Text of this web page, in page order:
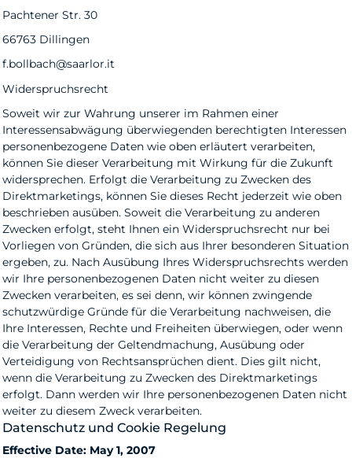
Pachtener Str. 30
66763 Dillingen
f.bollbach@saarlor.it
Widerspruchsrecht
Soweit wir zur Wahrung unserer im Rahmen einer
Interessensabwägung überwiegenden berechtigten Interessen
personenbezogene Daten wie oben erläutert verarbeiten,
können Sie dieser Verarbeitung mit Wirkung für die Zukunft
widersprechen. Erfolgt die Verarbeitung zu Zwecken des
Direktmarketings, können Sie dieses Recht jederzeit wie oben
beschrieben ausüben. Soweit die Verarbeitung zu anderen
Zwecken erfolgt, steht Ihnen ein Widerspruchsrecht nur bei
Vorliegen von Gründen, die sich aus Ihrer besonderen Situation
ergeben, zu. Nach Ausübung Ihres Widerspruchsrechts werden
wir Ihre personenbezogenen Daten nicht weiter zu diesen
Zwecken verarbeiten, es sei denn, wir können zwingende
schutzwürdige Gründe für die Verarbeitung nachweisen, die
Ihre Interessen, Rechte und Freiheiten überwiegen, oder wenn
die Verarbeitung der Geltendmachung, Ausübung oder
Verteidigung von Rechtsansprüchen dient. Dies gilt nicht,
wenn die Verarbeitung zu Zwecken des Direktmarketings
erfolgt. Dann werden wir Ihre personenbezogenen Daten nicht
weiter zu diesem Zweck verarbeiten.
Datenschutz und Cookie Regelung
Effective Date: May 1, 2007